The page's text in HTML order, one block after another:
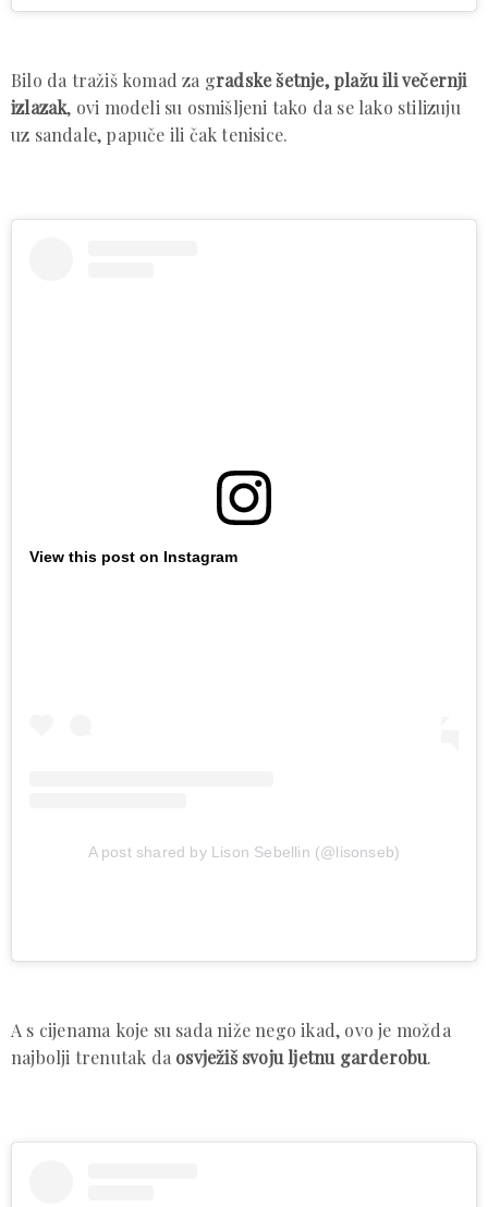
Bilo da tražiš komad za gradske šetnje, plažu ili večernji
izlazak, ovi modeli su osmišljeni tako da se lako stilizuju
uz sandale, papuče ili čak tenisice.
View this post on Instagram
A post shared by Lison Sebellin (@lisonseb)
A s cijenama koje su sada niže nego ikad, ovo je možda
najbolji trenutak da osvježiš svoju ljetnu garderobu.